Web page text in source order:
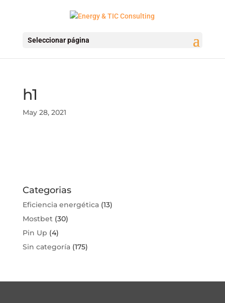
Seleccionar página
h1
May 28, 2021
Categorias
Eficiencia energética(13)
Mostbet(30)
Pin Up (4)
Sin categoría(175)